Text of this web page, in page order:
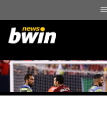
to
content